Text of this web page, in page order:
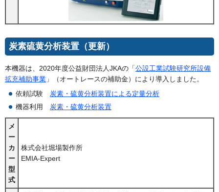
炭素硫黄分析装置（更新）
本機器は、2020年度公益財団法人JKAの「公設工業試験研究所設備
拡充補助事業 」（オートレースの補助金）により導入しました。
依頼試験 炭素・硫黄分析装置による定量分析
機器利用 炭素・硫黄分析装置
メ
ー
カ
ー
型
式
株式会社堀場製作所
EMIA-Expert